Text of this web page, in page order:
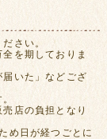
さい。
を期しておりま
届いた」などござ
店の負担となり
め日が経つごとに